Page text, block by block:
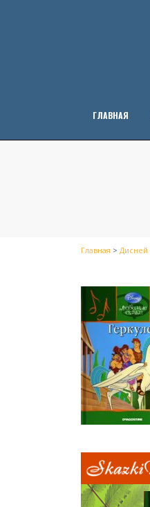
ГЛАВНАЯ
Главная > Дисней